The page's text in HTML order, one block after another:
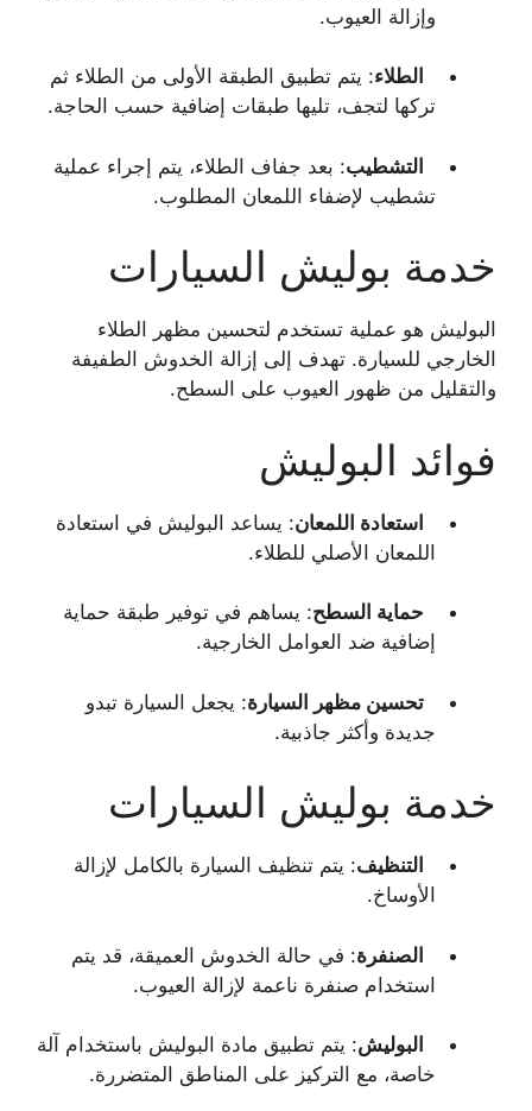
وإزالة العيوب.
الطلاء: يتم تطبيق الطبقة الأولى من الطلاء ثم
تركها لتجف، تليها طبقات إضافية حسب الحاجة.
التشطيب: بعد جفاف الطلاء، يتم إجراء عملية
تشطيب لإضفاء اللمعان المطلوب.
خدمة بوليش السيارات
البوليش هو عملية تستخدم لتحسين مظهر الطلاء
الخارجي للسيارة. تهدف إلى إزالة الخدوش الطفيفة
والتقليل من ظهور العيوب على السطح.
فوائد البوليش
استعادة اللمعان: يساعد البوليش في استعادة
اللمعان الأصلي للطلاء.
حماية السطح: يساهم في توفير طبقة حماية
إضافية ضد العوامل الخارجية.
تحسين مظهر السيارة: يجعل السيارة تبدو
جديدة وأكثر جاذبية.
خدمة بوليش السيارات
التنظيف: يتم تنظيف السيارة بالكامل لإزالة
الأوساخ.
الصنفرة: في حالة الخدوش العميقة، قد يتم
استخدام صنفرة ناعمة لإزالة العيوب.
البوليش: يتم تطبيق مادة البوليش باستخدام آلة
خاصة، مع التركيز على المناطق المتضررة.